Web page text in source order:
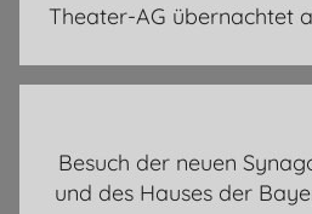
Theater-AG übernachtet
Besuch der neuen
und des Hauses der